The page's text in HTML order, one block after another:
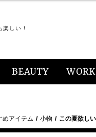
しい！
BEAUTY WORK
めアイテム 小物 この夏欲し